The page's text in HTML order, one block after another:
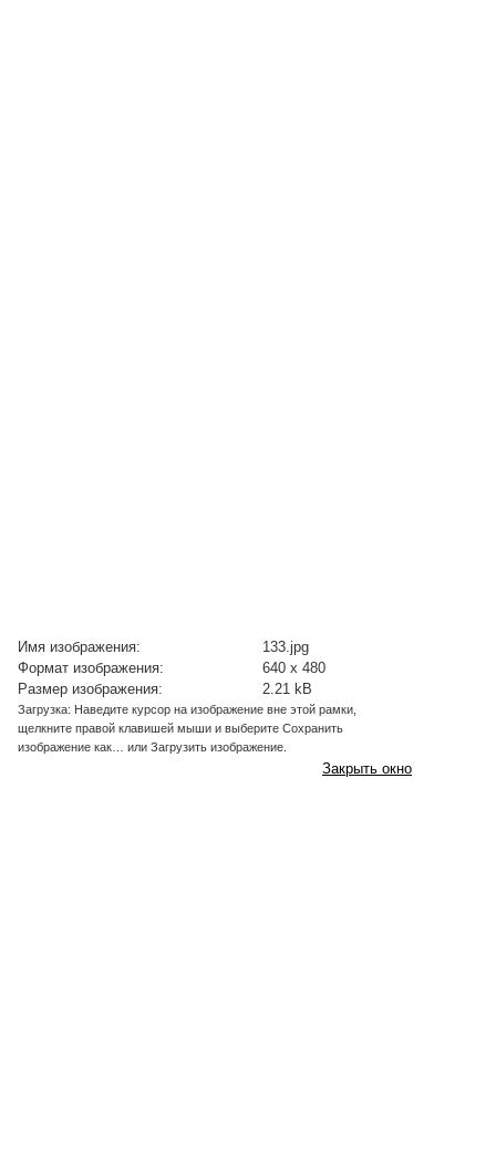
Имя изображения:
133.jpg
Формат изображения:
640 x 480
Размер изображения:
2.21 kB
Загрузка: Наведите курсор на изображение вне этой рамки,
щелкните правой клавишей мыши и выберите Сохранить
изображение как… или Загрузить изображение.
Закрыть окно